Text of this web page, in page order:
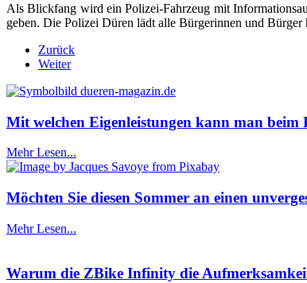
Als Blickfang wird ein Polizei-Fahrzeug mit
geben. Die Polizei Düren lädt alle Bürgerinnen und
Zurück
Weiter
Mit welchen Eigenleistungen kann man beim
Mehr Lesen...
Möchten Sie diesen Sommer an einen
Mehr Lesen...
Warum die ZBike Infinity die